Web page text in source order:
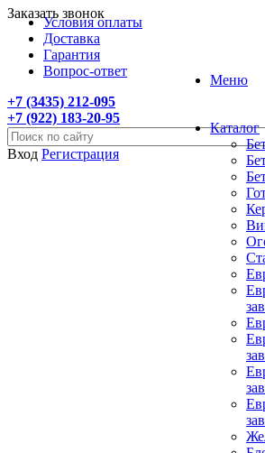
Условия оплаты
Доставка
Гарантия
Вопрос-ответ
+7 (3435) 212-095
+7 (922) 183-20-95
Заказать звонок
Вход Регистрация
Меню
Каталог